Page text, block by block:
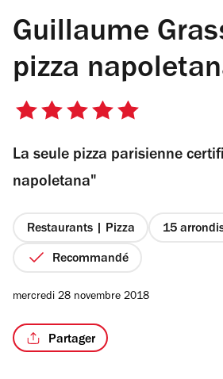
Guillaume
pizza
5
5
étoiles
La seule pizza parisienne
napoletana"
Restaurants | Pizza 15
Recommandé
mercredi 28 novembre 2018
Partager